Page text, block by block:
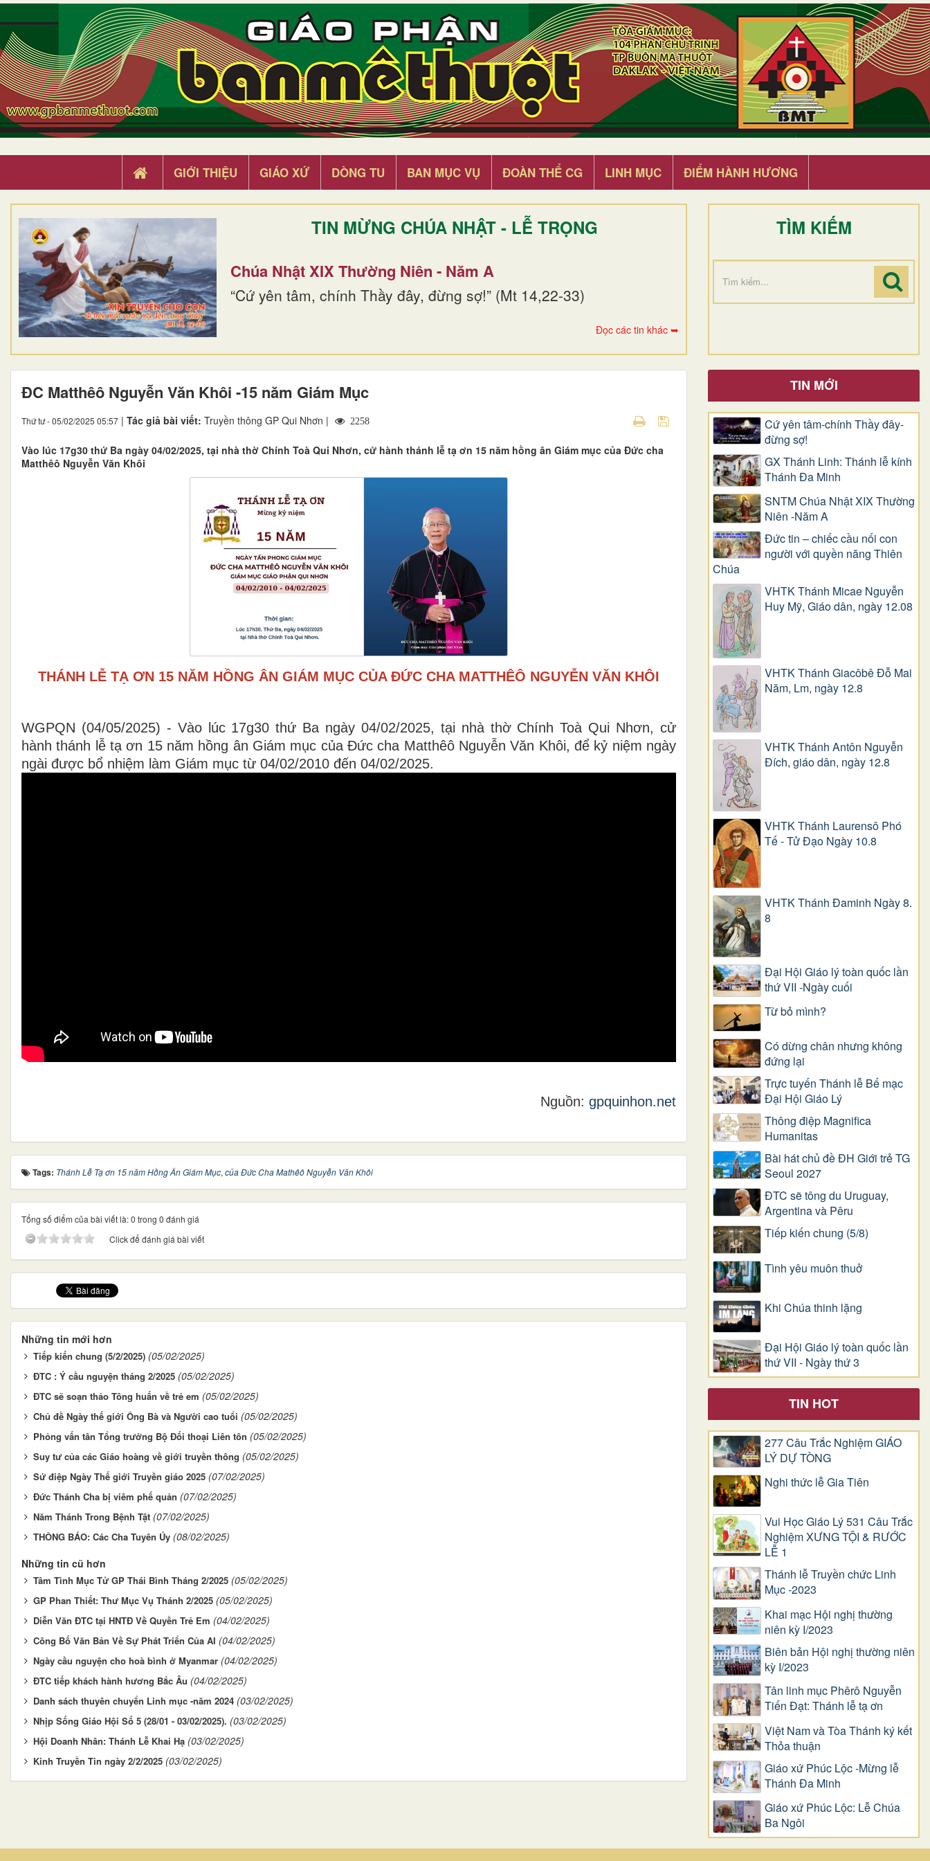
GIỚI THIỆU GIÁO XỨ DÒNG TU BAN MỤC VỤ ĐOÀN THỂ CG LINH MỤC ĐIỂM HÀNH HƯƠNG
TIN MỪNG CHÚA NHẬT - LỄ TRỌNG
Chúa Nhật XIX Thường Niên - Năm A
“Cứ yên tâm, chính Thầy đây, đừng sợ!” (Mt 14,22-33)
Đọc các tin khác ➥
TÌM KIẾM
ĐC Matthêô Nguyễn Văn Khôi -15 năm Giám Mục
Thứ tư - 05/02/2025 05:57 | Tác giả bài viết: Truyền thông GP Qui Nhơn | 2258
Vào lúc 17g30 thứ Ba ngày 04/02/2025, tại nhà thờ Chính Toà Qui Nhơn, cử hành thánh lễ tạ ơn 15 năm hồng ân Giám mục của Đức cha
Matthêô Nguyễn Văn Khôi
THÁNH LỄ TẠ ƠN 15 NĂM HỒNG ÂN GIÁM MỤC CỦA ĐỨC CHA MATTHÊÔ NGUYỄN VĂN KHÔI
WGPQN (04/05/2025) - Vào lúc 17g30 thứ Ba ngày 04/02/2025, tại nhà thờ Chính Toà Qui Nhơn, cử
hành thánh lễ tạ ơn 15 năm hồng ân Giám mục của Đức cha Matthêô Nguyễn Văn Khôi, để kỷ niệm ngày
ngài được bổ nhiệm làm Giám mục từ 04/02/2010 đến 04/02/2025.
Nguồn: gpquinhon.net
Tags: Thánh Lễ Tạ ơn 15 năm Hồng Ân Giám Mục, của Đức Cha Mathêô Nguyễn Văn Khôi
Tổng số điểm của bài viết là: 0 trong 0 đánh giá
Click để đánh giá bài viết
Những tin mới hơn
Tiếp kiến chung (5/2/2025) (05/02/2025)
ĐTC : Ý cầu nguyện tháng 2/2025 (05/02/2025)
ĐTC sẽ soạn thảo Tông huấn về trẻ em (05/02/2025)
Chủ đề Ngày thế giới Ông Bà và Người cao tuổi (05/02/2025)
Phỏng vấn tân Tổng trưởng Bộ Đối thoại Liên tôn (05/02/2025)
Suy tư của các Giáo hoàng về giới truyền thông (05/02/2025)
Sứ điệp Ngày Thế giới Truyền giáo 2025 (07/02/2025)
Đức Thánh Cha bị viêm phế quản (07/02/2025)
Năm Thánh Trong Bệnh Tật (07/02/2025)
THÔNG BÁO: Các Cha Tuyên Úy (08/02/2025)
Những tin cũ hơn
Tâm Tình Mục Tử GP Thái Bình Tháng 2/2025 (05/02/2025)
GP Phan Thiết: Thư Mục Vụ Thánh 2/2025 (05/02/2025)
Diễn Văn ĐTC tại HNTĐ Về Quyền Trẻ Em (04/02/2025)
Công Bố Văn Bản Về Sự Phát Triển Của AI (04/02/2025)
Ngày cầu nguyện cho hoà bình ở Myanmar (04/02/2025)
ĐTC tiếp khách hành hương Bắc Âu (04/02/2025)
Danh sách thuyên chuyển Linh mục -năm 2024 (03/02/2025)
Nhịp Sống Giáo Hội Số 5 (28/01 - 03/02/2025). (03/02/2025)
Hội Doanh Nhân: Thánh Lễ Khai Hạ (03/02/2025)
Kinh Truyền Tin ngày 2/2/2025 (03/02/2025)
TIN MỚI
Cứ yên tâm-chính Thầy đây-
đừng sợ!
GX Thánh Linh: Thánh lễ kính
Thánh Đa Minh
SNTM Chúa Nhật XIX Thường
Niên -Năm A
Đức tin – chiếc cầu nối con
người với quyền năng Thiên
Chúa
VHTK Thánh Micae Nguyễn
Huy Mỹ, Giáo dân, ngày 12.08
VHTK Thánh Giacôbê Ðỗ Mai
Năm, Lm, ngày 12.8
VHTK Thánh Antôn Nguyễn
Ðích, giáo dân, ngày 12.8
VHTK Thánh Laurensô Phó
Tế - Tử Đạo Ngày 10.8
VHTK Thánh Đaminh Ngày 8.
8
Đại Hội Giáo lý toàn quốc lần
thứ VII -Ngày cuối
Từ bỏ mình?
Có dừng chân nhưng không
đứng lại
Trực tuyến Thánh lễ Bế mạc
Đại Hội Giáo Lý
Thông điệp Magnifica
Humanitas
Bài hát chủ đề ĐH Giới trẻ TG
Seoul 2027
ĐTC sẽ tông du Uruguay,
Argentina và Pêru
Tiếp kiến chung (5/8)
Tình yêu muôn thuở
Khi Chúa thinh lặng
Đại Hội Giáo lý toàn quốc lần
thứ VII - Ngày thứ 3
TIN HOT
277 Câu Trắc Nghiệm GIÁO
LÝ DỰ TÒNG
Nghi thức lễ Gia Tiên
Vui Học Giáo Lý 531 Câu Trắc
Nghiệm XƯNG TỘI & RƯỚC
LỄ 1
Thánh lễ Truyền chức Linh
Mục -2023
Khai mạc Hội nghị thường
niên kỳ I/2023
Biên bản Hội nghị thường niên
kỳ I/2023
Tân linh mục Phêrô Nguyễn
Tiến Đạt: Thánh lễ tạ ơn
Việt Nam và Tòa Thánh ký kết
Thỏa thuận
Giáo xứ Phúc Lộc -Mừng lễ
Thánh Đa Minh
Giáo xứ Phúc Lộc: Lễ Chúa
Ba Ngôi